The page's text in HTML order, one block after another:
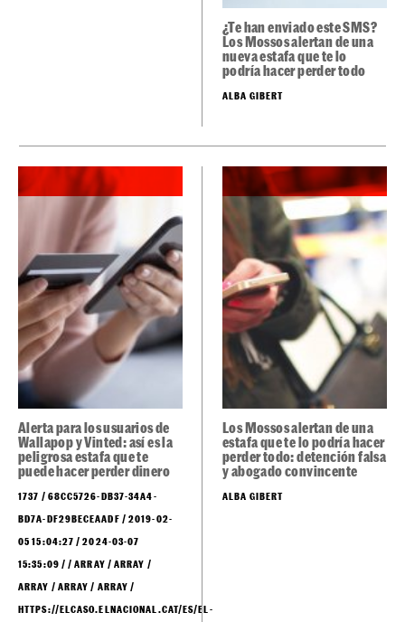
¿Te han enviado este SMS?
Los Mossos alertan de una
nueva estafa que te lo
podría hacer perder todo
Alerta para los usuarios de
Wallapop y Vinted: así es la
peligrosa estafa que te
puede hacer perder dinero
1737 / 68CC5726-DB37-34A4-
BD7A-DF29BECEAADF / 2019-02-
05 15:04:27 / 2024-03-07
15:35:09 / / ARRAY / ARRAY /
ARRAY / ARRAY / ARRAY /
Los Mossos alertan de una
estafa que te lo podría hacer
perder todo: detención falsa
y abogado convincente